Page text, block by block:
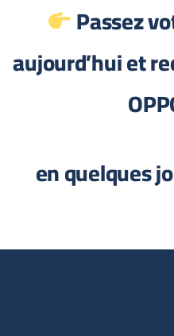
Passez
aujourd’hui et
en quelques